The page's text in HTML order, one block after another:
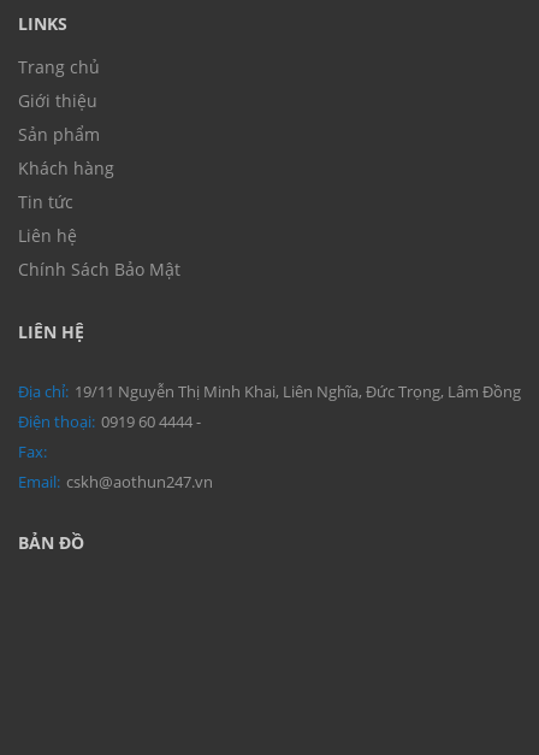
LINKS
Trang chủ
Giới thiệu
Sản phẩm
Khách hàng
Tin tức
Liên hệ
Chính Sách Bảo Mật
LIÊN HỆ
Địa chỉ: 19/11 Nguyễn Thị Minh Khai, Liên Nghĩa, Đức Trọng, Lâm Đồng
Điện thoại: 0919 60 4444 -
Fax:
Email: cskh@aothun247.vn
BẢN ĐỒ